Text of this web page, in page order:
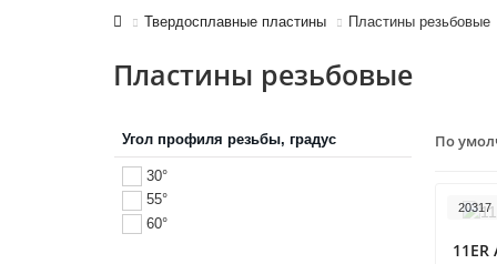
Твердосплавные пластины Пластины резьбовые
Пластины резьбовые
Угол профиля резьбы, градус
30°
55°
60°
По
20317
11ER